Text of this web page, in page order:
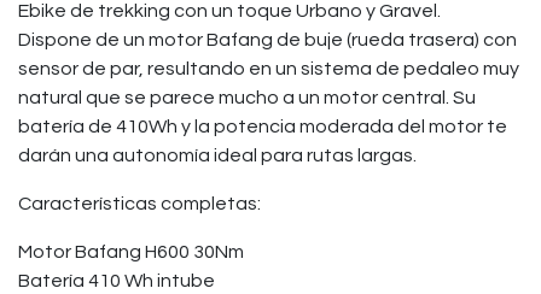
Ebike de trekking con un toque Urbano y Gravel.
Dispone de un motor Bafang de buje (rueda trasera) con
sensor de par, resultando en un sistema de pedaleo muy
natural que se parece mucho a un motor central. Su
batería de 410Wh y la potencia moderada del motor te
darán una autonomía ideal para rutas largas.
Características completas:
Motor Bafang H600 30Nm
Batería 410 Wh intube